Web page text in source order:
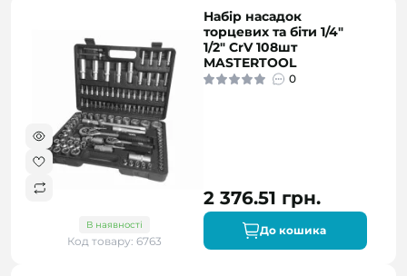
В наявності
Код товару: 6763
Набір насадок
торцевих та біти 1/4"
1/2" CrV 108шт
MASTERTOOL
0
2 376.51 грн.
До кошика